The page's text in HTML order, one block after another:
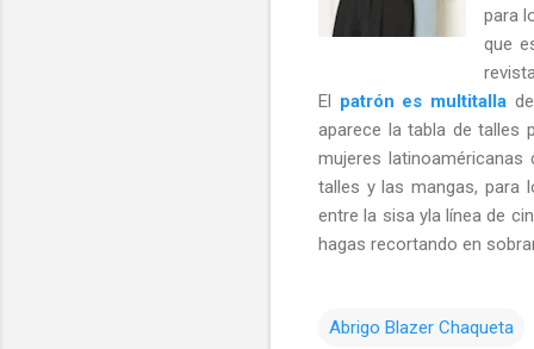
para
que
El patrón es multitalla
aparece la tabla de talles
mujeres
talles y las mangas, para
entre la sisa yla línea de
hagas recortando en
Abrigo Blazer Chaqueta